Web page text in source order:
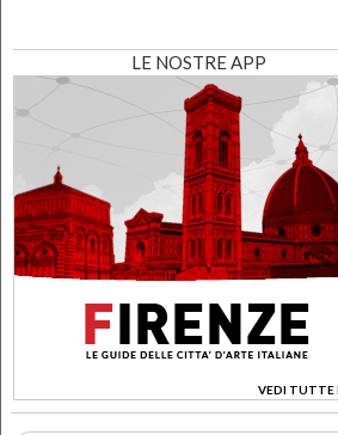
LE NOSTRE APP
VEDI TUTTE
>